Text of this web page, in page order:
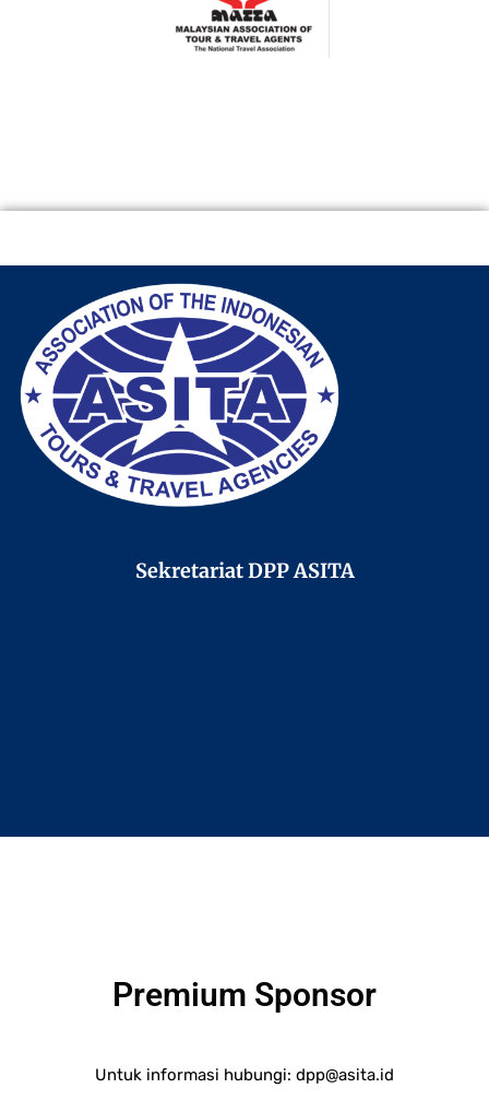
Sekretariat DPP ASITA
Premium Sponsor
Untuk informasi hubungi: dpp@asita.id